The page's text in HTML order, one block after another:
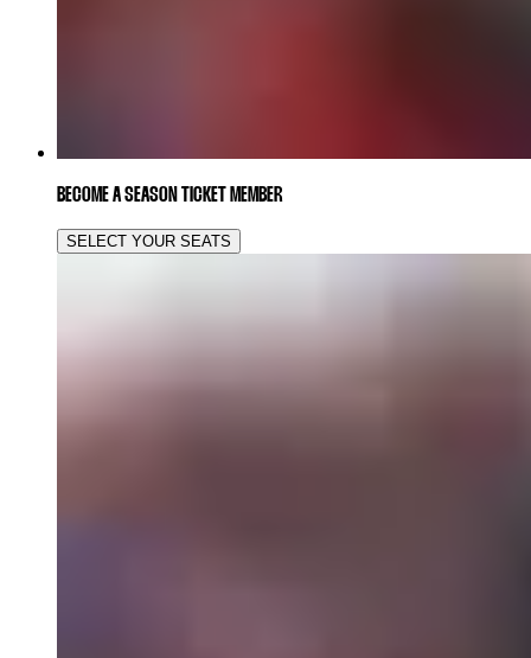
BECOME A SEASON TICKET MEMBER
SELECT YOUR SEATS